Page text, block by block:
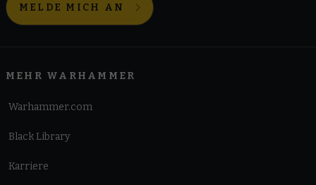
MELDE MICH AN
MEHR WARHAMMER
Warhammer.com
Black Library
Karriere